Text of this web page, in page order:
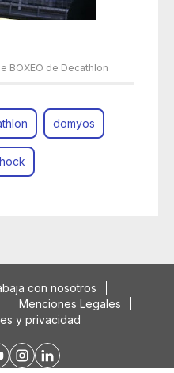
BOXEO de Decathlon
domyos
con nosotros
Menciones Legales
y privacidad